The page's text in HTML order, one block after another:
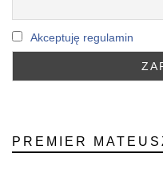
Akceptuję regulamin
PREMIER